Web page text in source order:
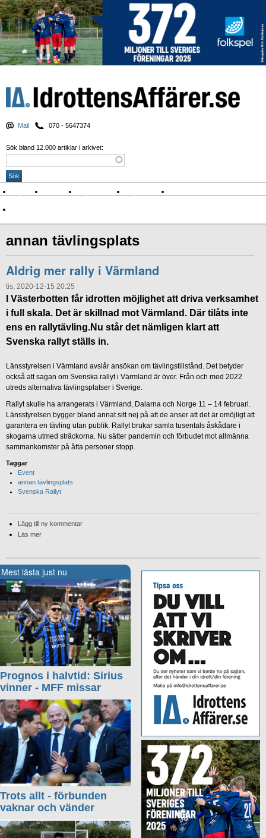
Mail 070 - 5647374
Sök bland 12.000 artiklar i arkivet:
Nyheter Krönikor Sport & spel Nyhetsbrev
annan tävlingsplats
Aldrig mer rally i Värmland
tis, 2020-12-15 20:25
I Västerbotten får idrotten möjlighet att driva verksamhet
i full skala. Det är skillnad mot Värmland. Där tilåts inte
ens en rallytävling.Nu står det nämligen klart att
Svenska rallyt ställs in.
Länsstyrelsen i Värmland avslår ansökan om tävlingstillstånd. Det betyder
också att sagan om Svenska rallyt i Värmland är över. Från och med 2022
utreds alternativa tävlingsplatser i Sverige.
Rallyt skulle ha arrangerats i Värmland, Dalarna och Norge 11 – 14 februari.
Länsstyrelsen bygger bland annat sitt nej på att de anser att det är omöjligt att
garantera en tävling utan publik. Rallyt brukar samla tusentals åskådare i
skogarna utmed sträckorna. Nu sätter pandemin och förbudet mot allmänna
sammankomster på åtta personer stopp.
Taggar
Event
annan tävlingsplats
Svenska Rallyt
Lägg till ny kommentar
Läs mer
Mest lästa just nu
Prognos i halvtid: Sirius
vinner - MFF missar
Trots allt - förbunden
vaknar och vänder